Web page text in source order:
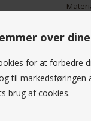
over
for at forbedre
til markedsføringen
brug af cookies.
Den